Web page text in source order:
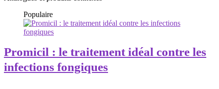
Populaire
Promicil : le traitement idéal contre les
infections fongiques